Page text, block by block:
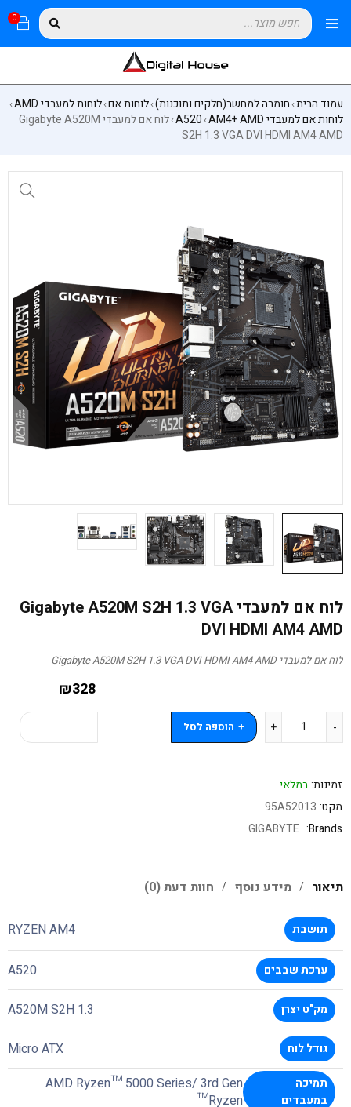
0
עמוד הבית›חומרה למחשב(חלקים ותוכנות)›לוחות אם›לוחות למעבדי AMD ›
לוחות אם למעבדי AM4+ AMD ›
A520
›
לוח אם למעבדי Gigabyte A520M
S2H 1.3 VGA DVI HDMI AM4 AMD
לוח אם למעבדי Gigabyte A520M S2H 1.3 VGA
DVI HDMI AM4 AMD
לוח אם למעבדי Gigabyte A520M S2H 1.3 VGA DVI HDMI AM4 AMD
₪328
הוספה לסל
זמינות:במלאי
מקט: 95A52013
Brands:
GIGABYTE
תיאור מידע נוסף חוות דעת (0)
תושבת RYZEN AM4
ערכת שבבים A520
מק"ט יצרן A520M S2H 1.3
גודל לוח Micro ATX
תמיכה
במעבדים
AMD Ryzen™ 5000 Series/ 3rd Gen
Ryzen™